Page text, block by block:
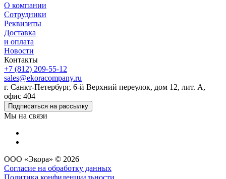
О компании
Сотрудники
Реквизиты
Доставка
и оплата
Новости
Контакты
+7 (812) 209-55-12
sales@ekoracompany.ru
г. Санкт-Петербург, 6-й Верхний переулок, дом 12, лит. А,
офис 404
Подписаться на рассылку
Мы на связи
ООО «Экора» © 2026
Согласие на обработку данных
Политика конфиденциальности